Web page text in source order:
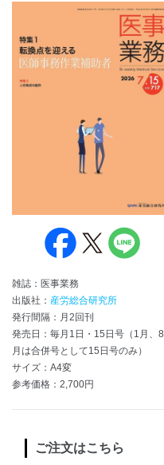
雑誌：医事業務
出版社： 産労総合研究所
発行間隔：月2回刊
発売日：毎月1日・15日号（1月、8
月は合併号として15日号のみ）
サイズ：A4変
参考価格：2,700円
ご注文はこちら